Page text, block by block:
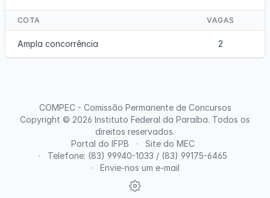
COTA VAGAS
Ampla concorrência 2
Portal do IFPB
Site do MEC
Telefone: (83) 99940-1033 / (83) 99175-6465
Envie-nos um e-mail
COMPEC - Comissão Permanente de Concursos
Copyright © 2026 Instituto Federal da Paraíba. Todos os
direitos reservados.